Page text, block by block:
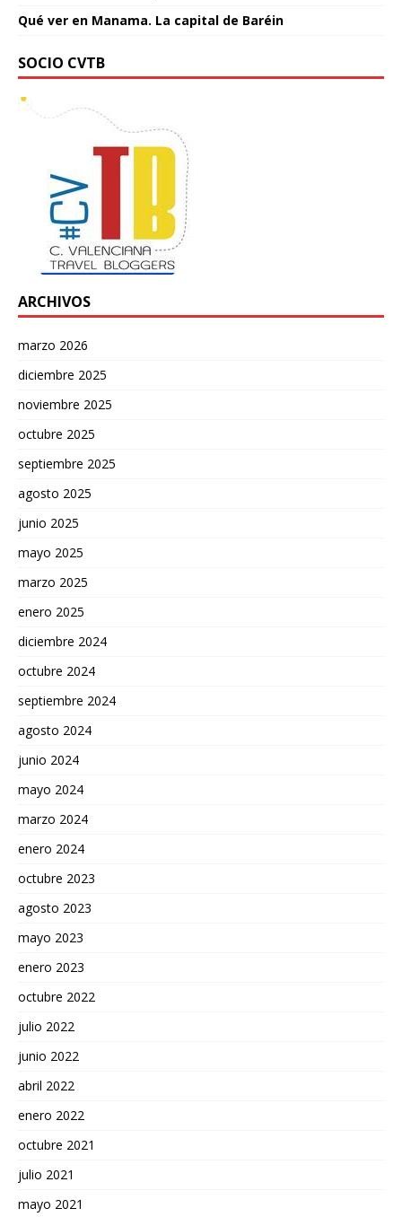
Qué ver en Manama. La capital de Baréin
SOCIO CVTB
ARCHIVOS
marzo 2026
diciembre 2025
noviembre 2025
octubre 2025
septiembre 2025
agosto 2025
junio 2025
mayo 2025
marzo 2025
enero 2025
diciembre 2024
octubre 2024
septiembre 2024
agosto 2024
junio 2024
mayo 2024
marzo 2024
enero 2024
octubre 2023
agosto 2023
mayo 2023
enero 2023
octubre 2022
julio 2022
junio 2022
abril 2022
enero 2022
octubre 2021
julio 2021
mayo 2021